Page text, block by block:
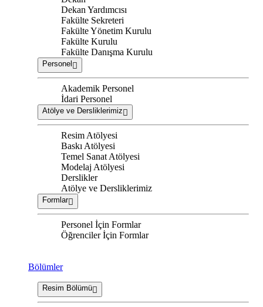
Dekan Yardımcısı
Fakülte Sekreteri
Fakülte Yönetim Kurulu
Fakülte Kurulu
Fakülte Danışma Kurulu
Personel
Akademik Personel
İdari Personel
Atölye ve Dersliklerimiz
Resim Atölyesi
Baskı Atölyesi
Temel Sanat Atölyesi
Modelaj Atölyesi
Derslikler
Atölye ve Dersliklerimiz
Formlar
Personel İçin Formlar
Öğrenciler İçin Formlar
Bölümler
Resim Bölümü